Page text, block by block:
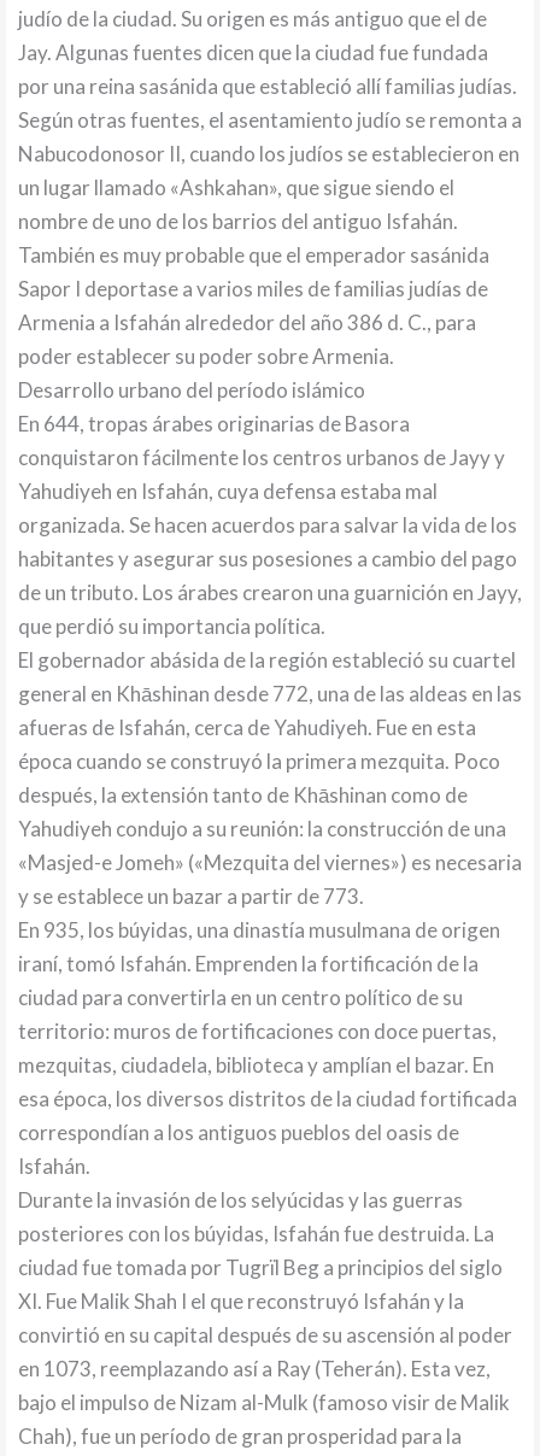
judío de la ciudad. Su origen es más antiguo que el de
Jay. Algunas fuentes dicen que la ciudad fue fundada
por una reina sasánida que estableció allí familias judías.
Según otras fuentes, el asentamiento judío se remonta a
Nabucodonosor II, cuando los judíos se establecieron en
un lugar llamado «Ashkahan», que sigue siendo el
nombre de uno de los barrios del antiguo Isfahán.
También es muy probable que el emperador sasánida
Sapor I deportase a varios miles de familias judías de
Armenia a Isfahán alrededor del año 386 d. C., para
poder establecer su poder sobre Armenia.
Desarrollo urbano del período islámico
En 644, tropas árabes originarias de Basora
conquistaron fácilmente los centros urbanos de Jayy y
Yahudiyeh en Isfahán, cuya defensa estaba mal
organizada. Se hacen acuerdos para salvar la vida de los
habitantes y asegurar sus posesiones a cambio del pago
de un tributo. Los árabes crearon una guarnición en Jayy,
que perdió su importancia política.
El gobernador abásida de la región estableció su cuartel
general en Khāshinan desde 772, una de las aldeas en las
afueras de Isfahán, cerca de Yahudiyeh. Fue en esta
época cuando se construyó la primera mezquita. Poco
después, la extensión tanto de Khāshinan como de
Yahudiyeh condujo a su reunión: la construcción de una
«Masjed-e Jomeh» («Mezquita del viernes») es necesaria
y se establece un bazar a partir de 773.
En 935, los búyidas, una dinastía musulmana de origen
iraní, tomó Isfahán. Emprenden la fortificación de la
ciudad para convertirla en un centro político de su
territorio: muros de fortificaciones con doce puertas,
mezquitas, ciudadela, biblioteca y amplían el bazar. En
esa época, los diversos distritos de la ciudad fortificada
correspondían a los antiguos pueblos del oasis de
Isfahán.
Durante la invasión de los selyúcidas y las guerras
posteriores con los búyidas, Isfahán fue destruida. La
ciudad fue tomada por Tugrïl Beg a principios del siglo
XI. Fue Malik Shah I el que reconstruyó Isfahán y la
convirtió en su capital después de su ascensión al poder
en 1073, reemplazando así a Ray (Teherán). Esta vez,
bajo el impulso de Nizam al-Mulk (famoso visir de Malik
Chah), fue un período de gran prosperidad para la